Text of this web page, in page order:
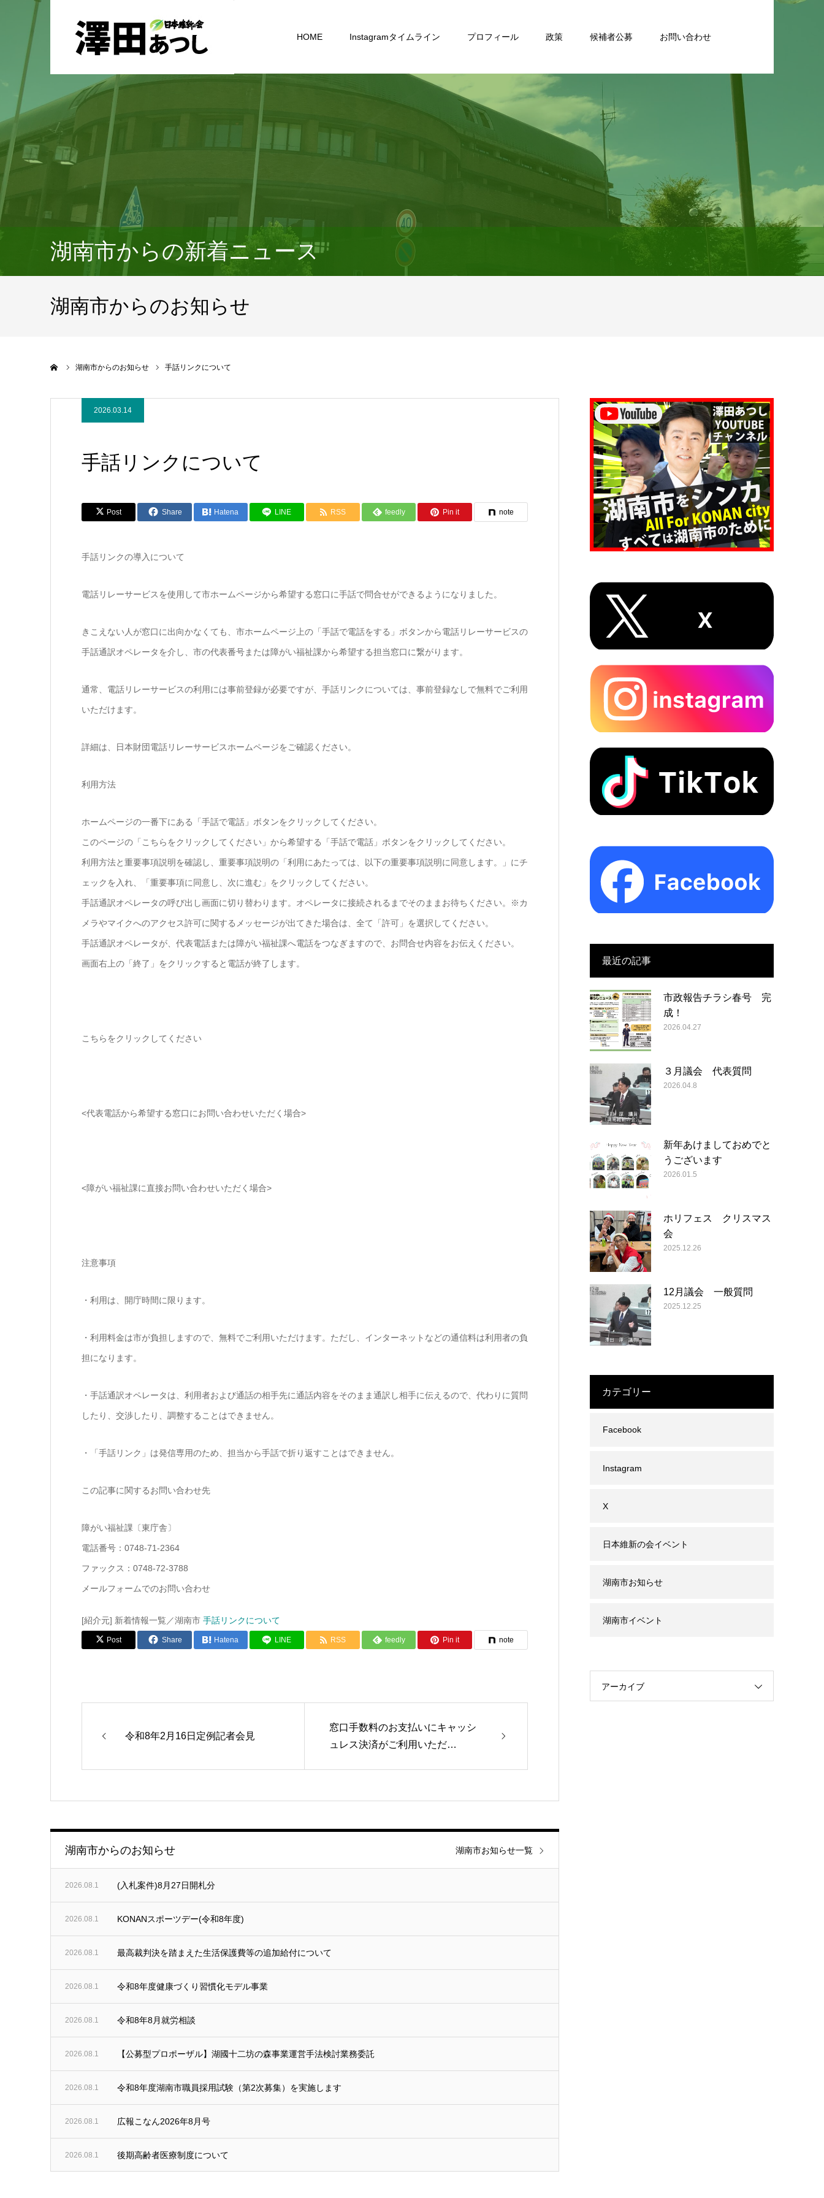
HOME Instagramタイムライン プロフィール 政策 候補者公募 お問い合わせ
湖南市からの新着ニュース
湖南市からのお知らせ
湖南市からのお知らせ 手話リンクについて
2026.03.14
手話リンクについて
Post Share Hatena LINE RSS feedly Pin it note
手話リンクの導入について
電話リレーサービスを使用して市ホームページから希望する窓口に手話で問合せができるようになりました。
きこえない人が窓口に出向かなくても、市ホームページ上の「手話で電話をする」ボタンから電話リレーサービスの
手話通訳オペレータを介し、市の代表番号または障がい福祉課から希望する担当窓口に繋がります。
通常、電話リレーサービスの利用には事前登録が必要ですが、手話リンクについては、事前登録なしで無料でご利用
いただけます。
詳細は、日本財団電話リレーサービスホームページをご確認ください。
利用方法
ホームページの一番下にある「手話で電話」ボタンをクリックしてください。
このページの「こちらをクリックしてください」から希望する「手話で電話」ボタンをクリックしてください。
利用方法と重要事項説明を確認し、重要事項説明の「利用にあたっては、以下の重要事項説明に同意します。」にチ
ェックを入れ、「重要事項に同意し、次に進む」をクリックしてください。
手話通訳オペレータの呼び出し画面に切り替わります。オペレータに接続されるまでそのままお待ちください。※カ
メラやマイクへのアクセス許可に関するメッセージが出てきた場合は、全て「許可」を選択してください。
手話通訳オペレータが、代表電話または障がい福祉課へ電話をつなぎますので、お問合せ内容をお伝えください。
画面右上の「終了」をクリックすると電話が終了します。
こちらをクリックしてください
<代表電話から希望する窓口にお問い合わせいただく場合>
<障がい福祉課に直接お問い合わせいただく場合>
注意事項
・利用は、開庁時間に限ります。
・利用料金は市が負担しますので、無料でご利用いただけます。ただし、インターネットなどの通信料は利用者の負
担になります。
・手話通訳オペレータは、利用者および通話の相手先に通話内容をそのまま通訳し相手に伝えるので、代わりに質問
したり、交渉したり、調整することはできません。
・「手話リンク」は発信専用のため、担当から手話で折り返すことはできません。
この記事に関するお問い合わせ先
障がい福祉課〔東庁舎〕
電話番号：0748-71-2364
ファックス：0748-72-3788
メールフォームでのお問い合わせ
[紹介元] 新着情報一覧／湖南市 手話リンクについて
Post Share Hatena LINE RSS feedly Pin it note
令和8年2月16日定例記者会見
窓口手数料のお支払いにキャッシ
ュレス決済がご利用いただ…
湖南市からのお知らせ
2026.08.1 (入札案件)8月27日開札分
2026.08.1 KONANスポーツデー(令和8年度)
2026.08.1 最高裁判決を踏まえた生活保護費等の追加給付について
2026.08.1 令和8年度健康づくり習慣化モデル事業
2026.08.1 令和8年8月就労相談
2026.08.1 【公募型プロポーザル】湖國十二坊の森事業運営手法検討業務委託
2026.08.1 令和8年度湖南市職員採用試験（第2次募集）を実施します
2026.08.1 広報こなん2026年8月号
2026.08.1 後期高齢者医療制度について
湖南市お知らせ一覧
最近の記事
市政報告チラシ春号 完
成！
2026.04.27
３月議会 代表質問
2026.04.8
新年あけましておめでと
うございます
2026.01.5
ホリフェス クリスマス
会
2025.12.26
12月議会 一般質問
2025.12.25
カテゴリー
Facebook
Instagram
X
日本維新の会イベント
湖南市お知らせ
湖南市イベント
アーカイブ